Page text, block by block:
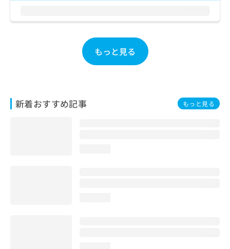
もっと見る
新着おすすめ記事 もっと見る
ら